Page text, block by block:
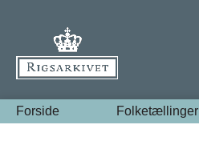
Forside Folketællinger